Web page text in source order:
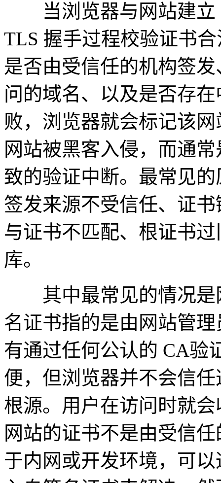
当浏览器与网站建立
TLS 握手过程校验证书
是否由受信任的机构签
问的域名、以及是否存
败，浏览器就会标记该
网站被黑客入侵，而通
致的验证中断。最常见
签发来源不受信任、证
与证书不匹配、根证书
库。
其中最常见的情况是
名证书指的是由网站管
有通过任何公认的 CA验
便，但浏览器并不会信
根源。用户在访问时就
网站的证书不是由受信
于内网或开发环境，可